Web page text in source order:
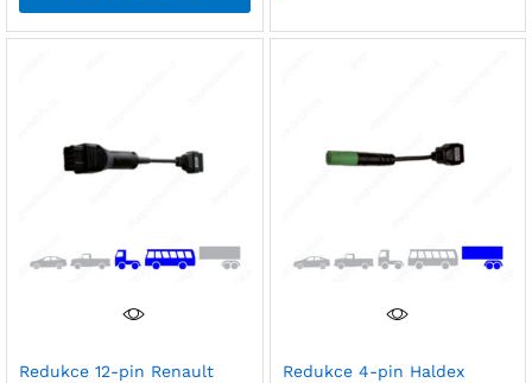
Redukce 12-pin Renault
Redukce 4-pin Haldex